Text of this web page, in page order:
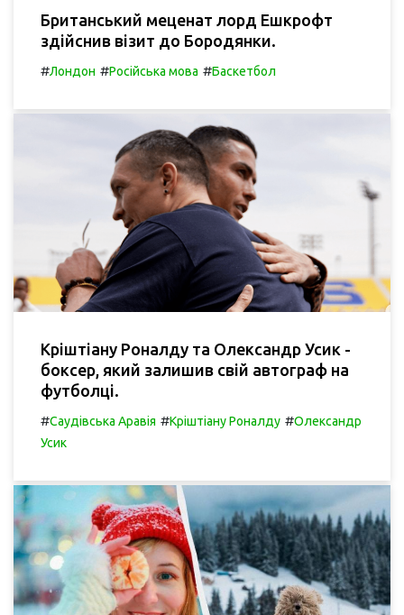
Британський меценат лорд Ешкрофт
здійснив візит до Бородянки.
#Лондон #Російська мова #Баскетбол
Кріштіану Роналду та Олександр Усик -
боксер, який залишив свій автограф на
футболці.
#Саудівська Аравія #Кріштіану Роналду #Олександр
Усик